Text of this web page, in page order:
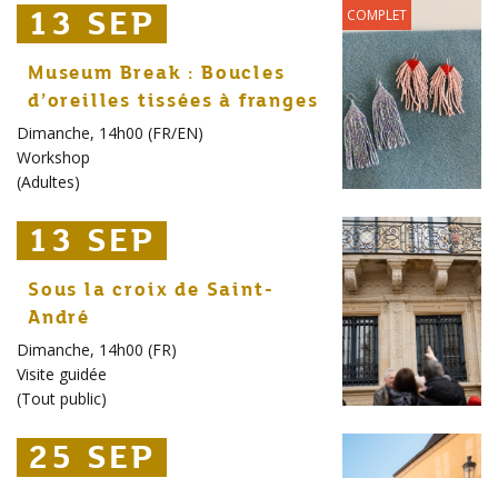
13 SEP
13 SEP
13 SEP COMPLET
Museum Break : Boucles
d’oreilles tissées à franges
Dimanche, 14h00 (FR/EN)
Workshop
(Adultes)
13 SEP
13 SEP
13 SEP
Sous la croix de Saint-
André
Dimanche, 14h00 (FR)
Visite guidée
(Tout public)
25 SEP
25 SEP
25 SEP